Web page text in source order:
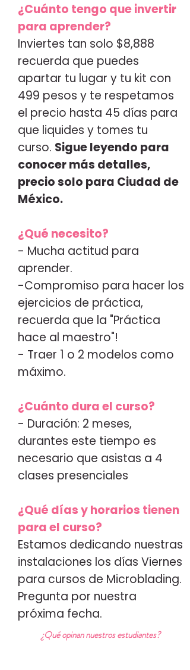
¿Cuánto tengo que invertir
para aprender?
Inviertes tan solo $8,888
recuerda que puedes
apartar tu lugar y tu kit con
499 pesos y te respetamos
el precio hasta 45 días para
que liquides y tomes tu
curso. Sigue leyendo para
conocer más detalles,
precio solo para Ciudad de
México.
¿Qué necesito?
- Mucha actitud para
aprender.
-Compromiso para hacer los
ejercicios de práctica,
recuerda que la "Práctica
hace al maestro"!
- Traer 1 o 2 modelos como
máximo.
¿Cuánto dura el curso?
- Duración: 2 meses,
durantes este tiempo es
necesario que asistas a 4
clases presenciales
¿Qué días y horarios tienen
para el curso?
Estamos dedicando nuestras
instalaciones los días Viernes
para cursos de Microblading.
Pregunta por nuestra
próxima fecha.
¿Qué opinan nuestros estudiantes?